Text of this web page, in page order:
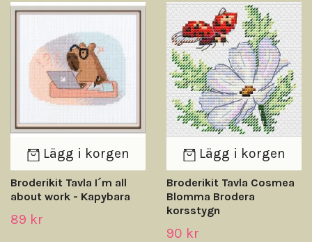
Lägg i korgen
Broderikit Tavla I´m all
about work - Kapybara
89 kr
Lägg i korgen
Broderikit Tavla Cosmea
Blomma Brodera
korsstygn
90 kr